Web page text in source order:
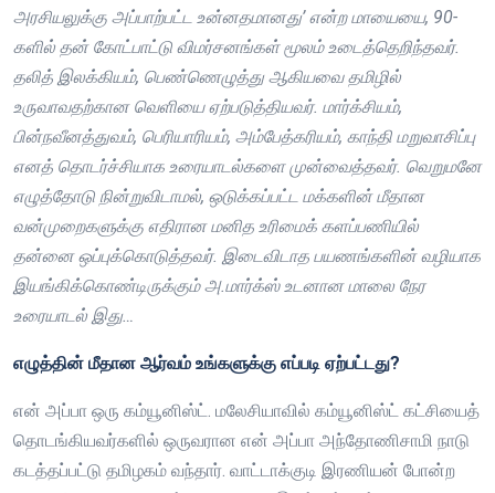
அரசியலுக்கு அப்பாற்பட்ட உன்னதமானது’ என்ற மாயையை, 90-
களில் தன் கோட்பாட்டு விமர்சனங்கள் மூலம் உடைத்தெறிந்தவர்.
தலித் இலக்கியம், பெண்ணெழுத்து ஆகியவை தமிழில்
உருவாவதற்கான வெளியை ஏற்படுத்தியவர். மார்க்சியம்,
பின்நவீனத்துவம், பெரியாரியம், அம்பேத்கரியம், காந்தி மறுவாசிப்பு
எனத் தொடர்ச்சியாக உரையாடல்களை முன்வைத்தவர். வெறுமனே
எழுத்தோடு நின்றுவிடாமல், ஒடுக்கப்பட்ட மக்களின் மீதான
வன்முறைகளுக்கு எதிரான மனித உரிமைக் களப்பணியில்
தன்னை ஒப்புக்கொடுத்தவர். இடைவிடாத பயணங்களின் வழியாக
இயங்கிக்கொண்டிருக்கும் அ.மார்க்ஸ் உடனான மாலை நேர
உரையாடல் இது…
எழுத்தின் மீதான ஆர்வம் உங்களுக்கு எப்படி ஏற்பட்டது?
என் அப்பா ஒரு கம்யூனிஸ்ட். மலேசியாவில் கம்யூனிஸ்ட் கட்சியைத்
தொடங்கியவர்களில் ஒருவரான என் அப்பா அந்தோணிசாமி நாடு
கடத்தப்பட்டு தமிழகம் வந்தார். வாட்டாக்குடி இரணியன் போன்ற